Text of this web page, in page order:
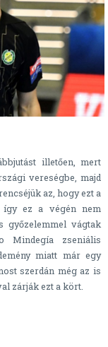
illetően, mert
vereségbe, majd
az, hogy ezt a
így ez a végén nem
győzelemmel vágtak
Mindegía zseniális
miatt már egy
szerdán még az is
zárják ezt a kört.